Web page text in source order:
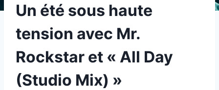
Un été sous haute
tension avec Mr.
Rockstar et « All Day
(Studio Mix) »